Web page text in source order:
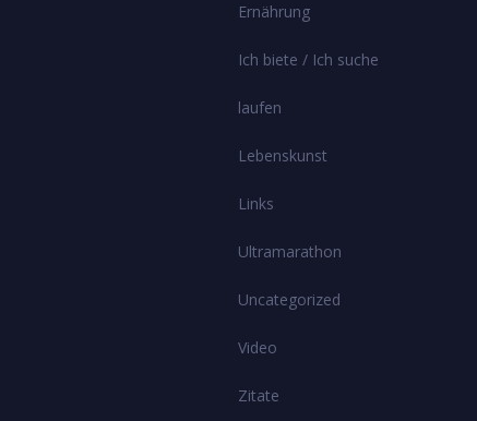
Ernährung
Ich biete / Ich suche
laufen
Lebenskunst
Links
Ultramarathon
Uncategorized
Video
Zitate